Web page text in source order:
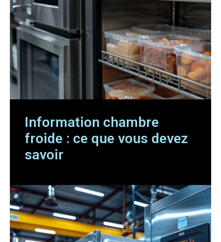
Information chambre
froide : ce que vous devez
savoir